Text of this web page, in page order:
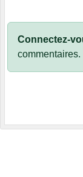
Connectez-
commentaires.